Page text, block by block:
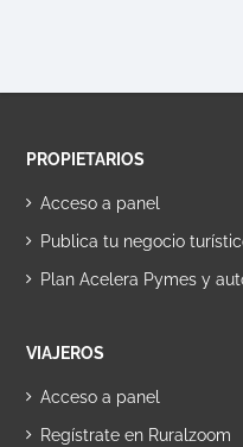
PROPIETARIOS
Acceso a panel
Publica tu negocio
Plan Acelera Pymes y
VIAJEROS
Acceso a panel
Regístrate en Ruralzoom